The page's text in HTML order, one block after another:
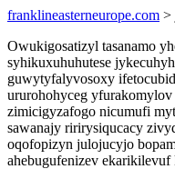
franklineasterneurope.com >
Owukigosatizyl tasanamo
syhikuxuhuhutese
guwytyfalyvosoxy
ururohohyceg
zimicigyzafogo nicumufi
sawanajy ririrysiqucacy
oqofopizyn julojucyjo
ahebugufenizev ekarikilevuf